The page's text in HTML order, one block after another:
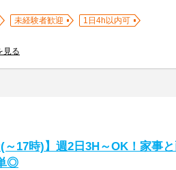
未経験者歓迎
1日4h以内可
見る
～17時)】週2日3H～OK！家事
◎